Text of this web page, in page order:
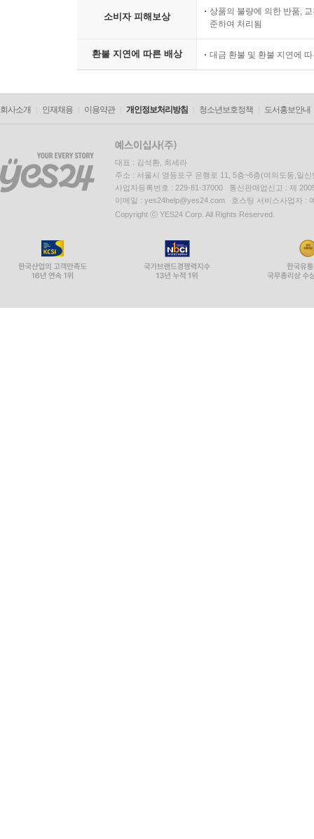
소비자 피해보상
상품의 불량에 의한 반품,
준하여 처리됨
환불 지연에 따른 배상 대금 환불 및 환불 지연에
회사소개 인재채용 이용약관 개인정보처리방침 청소년보호정책 도서홍보안내
대표 : 김석환, 최세라
주소 : 서울시 영등포구 은행로 11, 5층~6층(여의도동,일신
사업자등록번호 : 229-81-37000 통신판매업신고 : 제
이메일 : yes24help@yes24.com 호스팅 서비스사업자 :
Copyright ⓒ YES24 Corp. All Rights Reserved.